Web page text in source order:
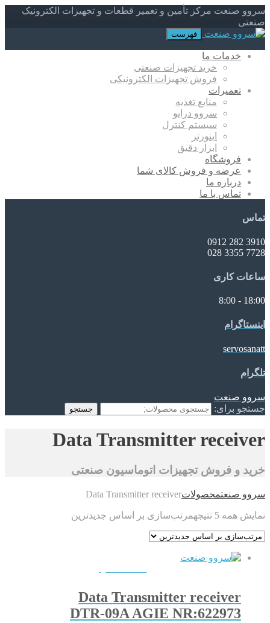
سروو صنعت مرکز تأمین و تعمیر قطعات و تجهیزات الکترونیک
صنعتی
فهرست
خدمات ما
خرید تجهیزات صنعتی
فروش تجهیزات الکترونیکی
تعمیرات
منابع تغذیه
سروو درایو
سیستم کنترل
اینورتر
ابزار دقیق
فروشگاه
عرضه و فروش کالای شما
درباره ما
تماس با ما
تماس
3910 282 0912
7728 3355 028
ساعات کاری
18:00 - 8:00
اینستاگرام
servosanatt
تلگرام
سروو صنعت
جستجو برای:
جستجو
Data Transmitter receiver
خرید و فروش تجهیزات اتوماسیون صنعتی
سروو صنعتمحصولاتData Transmitter receiver
نمایش همه 5 نتیجه مرتب‌سازی بر اساس جدیدترین
Data Transmitter receiver
DTR-09A AGIE NR:622973